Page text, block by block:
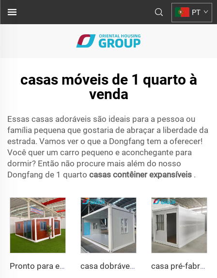
PT
casas móveis de 1 quarto à
venda
Essas casas adoráveis são ideais para a pessoa ou
família pequena que gostaria de abraçar a liberdade da
estrada. Vamos ver o que a Dongfang tem a oferecer!
Você quer um carro pequeno e aconchegante para
dormir? Então não procure mais além do nosso
Dongfang de 1 quarto casas contêiner expansíveis .
Pronto para enviar 40 pés 20 pés vila de aço leve de luxo banheiro completo pré-fabricado casa de contêiner expansível preço casa pré-fabricada casa dobrável móvel de 40 pés e 20 pés, pré-fabricada, sala dobrável, contêiner, caixa de armazenamento, casas dobráveis à venda casa pré-fabricada de luxo de 20 pés, casa pré-fabricada dobrável, casa contêiner dobrável para venda